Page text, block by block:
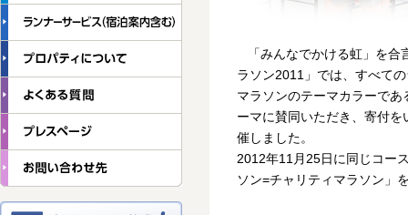
「みんなでかける虹」を
ラソン2011」では、すべて
マラソンのテーマカラーで
ーマに賛同いただき、寄付
催しました。
2012年11月25日に同じコー
ソン=チャリティマラソン」